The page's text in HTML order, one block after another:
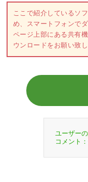
ここで紹介しているソ
め、スマートフォンで
ページ上部にある共有
ウンロードをお願い致し
ユーザー
コメント：